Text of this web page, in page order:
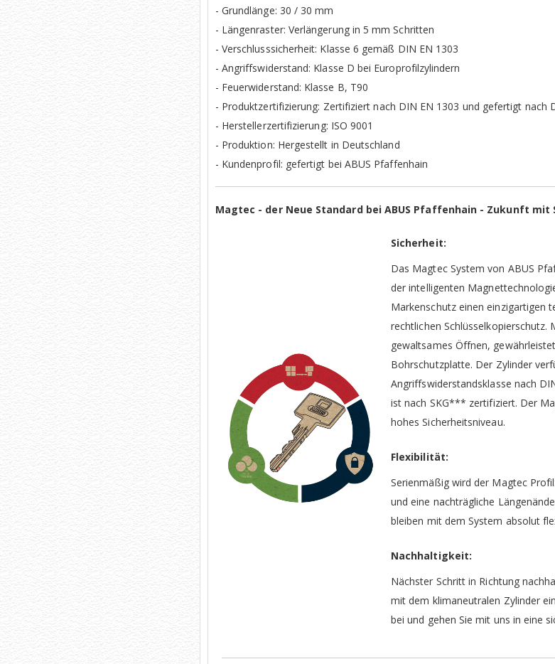
- Grundlänge: 30 / 30 mm
- Längenraster: Verlängerung in 5 mm Schritten
- Verschlusssicherheit: Klasse 6 gemäß DIN EN 1303
- Angriffswiderstand: Klasse D bei Europrofilzylindern
- Feuerwiderstand: Klasse B, T90
- Produktzertifizierung: Zertifiziert nach DIN EN 1303 und gefertigt nach
- Herstellerzertifizierung: ISO 9001
- Produktion: Hergestellt in Deutschland
- Kundenprofil: gefertigt bei ABUS Pfaffenhain
Magtec - der Neue Standard bei ABUS Pfaffenhain - Zukunft
Sicherheit:
Das Magtec System von ABUS
der intelligenten
Markenschutz einen einzigartigen
rechtlichen Schlüsselkopierschutz.
gewaltsames Öffnen,
Bohrschutzplatte. Der Zylinder
Angriffswiderstandsklasse nach
ist nach SKG*** zertifiziert. Der
hohes Sicherheitsniveau.
Flexibilität:
Serienmäßig wird der Magtec
und eine nachträgliche
bleiben mit dem System absolut
Nachhaltigkeit:
Nächster Schritt in Richtung
mit dem klimaneutralen Zylinder
bei und gehen Sie mit uns in eine